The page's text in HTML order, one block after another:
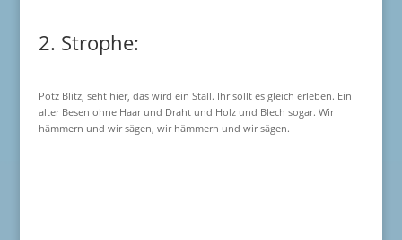
2. Strophe:
Potz Blitz, seht hier, das wird ein Stall. Ihr sollt es gleich erleben. Ein
alter Besen ohne Haar und Draht und Holz und Blech sogar. Wir
hämmern und wir sägen, wir hämmern und wir sägen.